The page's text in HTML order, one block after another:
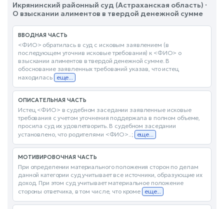
Икрянинский районный суд (Астраханская область) ·
О взыскании алиментов в твердой денежной сумме
ВВОДНАЯ ЧАСТЬ
<ФИО> обратилась в суд с исковым заявлением (в
последующем уточнив исковые требования) к <ФИО> о
взыскании алиментов в твердой денежной сумме. В
обоснование заявленных требований указав, что истец
находилась еще...
ОПИСАТЕЛЬНАЯ ЧАСТЬ
Истец <ФИО> в судебном заседании заявленные исковые
требования с учетом уточнения поддержала в полном объеме,
просила суд их удовлетворить. В судебном заседании
установлено, что родителями <ФИО>..; еще...
МОТИВИРОВОЧНАЯ ЧАСТЬ
При определении материального положения сторон по делам
данной категории суд учитывает все источники, образующие их
доход. При этом суд учитывает материальное положение
стороны ответчика, в том числе, что кроме еще...